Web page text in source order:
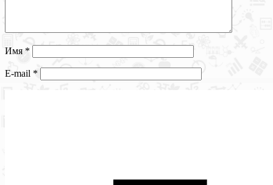
Имя *
E-mail *